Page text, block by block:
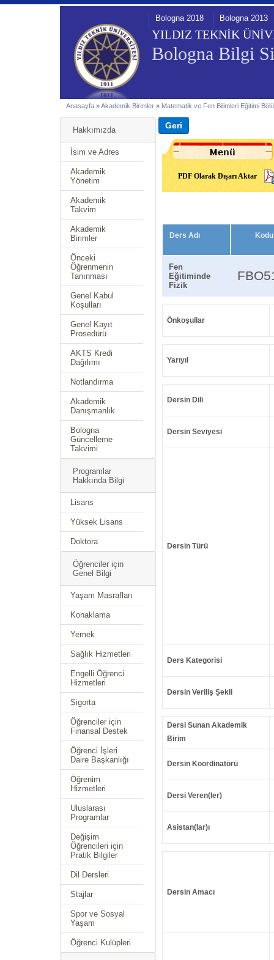
YILDIZ TEKNİK
Bologna Bilgi
Bologna 2018 Bologna 2013
Anasayfa »Akademik Birimler » Matematik ve Fen Bilimleri Eğitimi
Hakkımızda
İsim ve Adres
Akademik
Yönetim
Akademik
Takvim
Akademik
Birimler
Önceki
Öğrenmenin
Tanınması
Genel Kabul
Koşulları
Genel Kayıt
Prosedürü
AKTS Kredi
Dağılımı
Notlandırma
Akademik
Danışmanlık
Bologna
Güncelleme
Takvimi
Programlar
Hakkında Bilgi
Lisans
Yüksek Lisans
Doktora
Öğrenciler için
Genel Bilgi
Yaşam Masrafları
Konaklama
Yemek
Sağlık Hizmetleri
Engelli Öğrenci
Hizmetleri
Sigorta
Öğrenciler için
Finansal Destek
Öğrenci İşleri
Daire Başkanlığı
Öğrenim
Hizmetleri
Uluslarası
Programlar
Değişim
Öğrencileri için
Pratik Bilgiler
Dil Dersleri
Stajlar
Spor ve Sosyal
Yaşam
Öğrenci Kulüpleri
PDF Olarak Dışarı Aktar
Ders Adı Kodu
Fen
Eğitiminde
Fizik
Önkoşullar
Yarıyıl
Dersin Dili
Dersin Seviyesi
Dersin Türü
Ders Kategorisi
Dersin Veriliş Şekli
Dersi Sunan Akademik
Birim
Dersin Koordinatörü
Dersi Veren(ler)
Asistan(lar)ı
Dersin Amacı